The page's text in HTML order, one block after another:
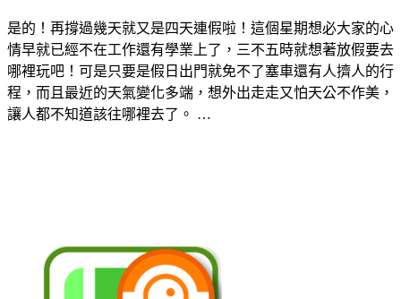
是的！再撐過幾天就又是四天連假啦！這個星期想必大家的心
情早就已經不在工作還有學業上了，三不五時就想著放假要去
哪裡玩吧！可是只要是假日出門就免不了塞車還有人擠人的行
程，而且最近的天氣變化多端，想外出走走又怕天公不作美，
讓人都不知道該往哪裡去了。 …